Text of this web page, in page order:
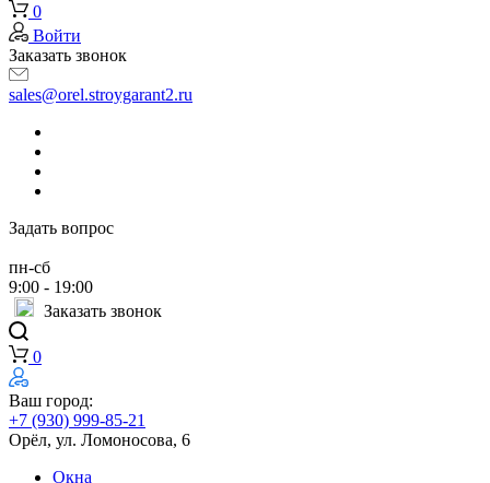
0
Войти
Заказать звонок
sales@orel.stroygarant2.ru
Задать вопрос
пн-сб
9:00 - 19:00
Заказать звонок
0
Ваш город:
+7 (930) 999-85-21
Орёл, ул. Ломоносова, 6
Окна